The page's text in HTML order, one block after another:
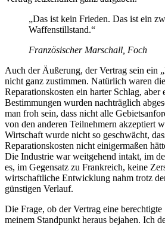
„Das ist kein Frieden. Das ist ein
Waffenstillstand.“
Französischer Marschall, Foch
Auch der Äußerung, der Vertrag sein ein
nicht ganz zustimmen. Natürlich waren
Reparationskosten ein harter Schlag, aber
Bestimmungen wurden nachträglich
man froh sein, dass nicht alle
von den anderen Teilnehmern akzeptiert
Wirtschaft wurde nicht so geschwächt,
Reparationskosten nicht einigermaßen
Die Industrie war weitgehend intakt, im
es, im Gegensatz zu Frankreich, keine
wirtschaftliche Entwicklung nahm trotz
günstigen Verlauf.
Die Frage, ob der Vertrag eine
meinem Standpunkt heraus bejahen. Ich